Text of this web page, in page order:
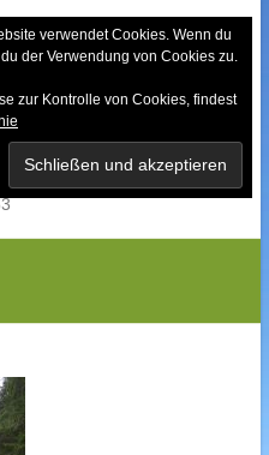
verwendet Cookies. Wenn du
der Verwendung von Cookies zu.
zur Kontrolle von Cookies, findest